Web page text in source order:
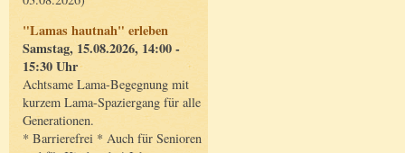
"Lamas hautnah" erleben
Samstag, 15.08.2026, 14:00 -
15:30 Uhr
Achtsame Lama-Begegnung mit
kurzem Lama-Spaziergang für alle
Generationen.
* Barrierefrei * Auch für Senioren